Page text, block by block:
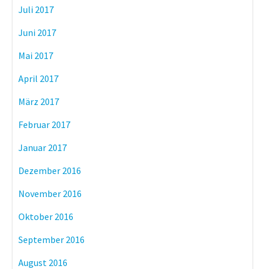
Juli 2017
Juni 2017
Mai 2017
April 2017
März 2017
Februar 2017
Januar 2017
Dezember 2016
November 2016
Oktober 2016
September 2016
August 2016